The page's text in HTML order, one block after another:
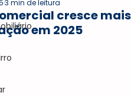
cresce mais
em 2025
3 min de leitura